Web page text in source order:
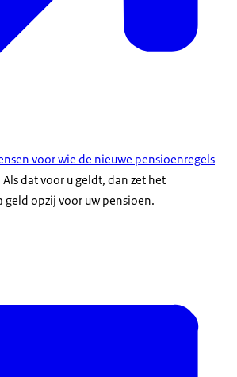
voor wie de nieuwe pensioenregels
Als dat voor u geldt, dan zet het
opzij voor uw pensioen.